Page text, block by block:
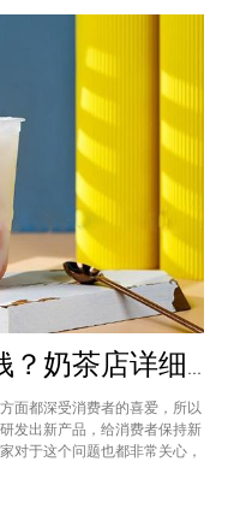
全味时间加盟费多少钱？奶茶店详细费用分析就在这！
面都深受消费者的喜爱，所以
发出新产品，给消费者保持新
对于这个问题也都非常关心，
，公司也确实提供了设备和产